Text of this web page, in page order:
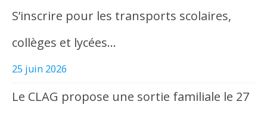
S’inscrire pour les transports scolaires,
collèges et lycées…
25 juin 2026
Le CLAG propose une sortie familiale le 27